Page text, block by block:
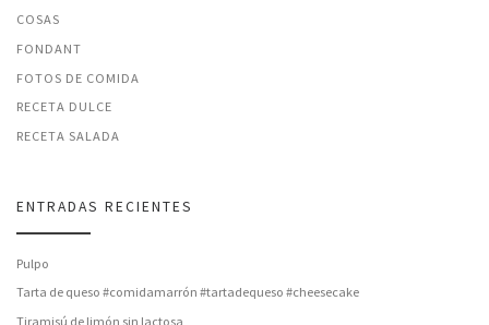
COSAS
FONDANT
FOTOS DE COMIDA
RECETA DULCE
RECETA SALADA
ENTRADAS RECIENTES
Pulpo
Tarta de queso #comidamarrón #tartadequeso #cheesecake
Tiramisú de limón sin lactosa